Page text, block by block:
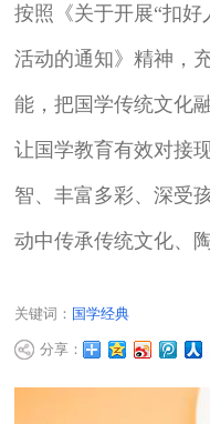
按照《关于开展“扣
活动的通知》精神，
能，把国学传统文化
让国学教育有效对接
智、丰富多彩、深受
动中传承传统文化、
关键词： 国学经典
分享：